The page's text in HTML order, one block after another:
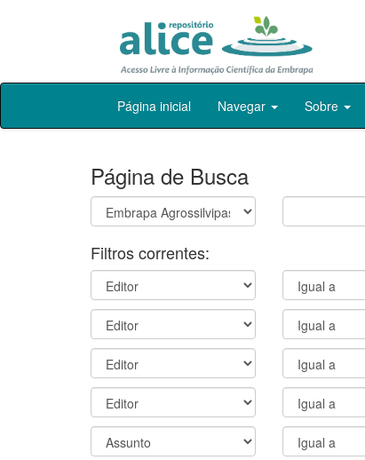
Skip
Página inicial Navegar Sobre
Página de Busca
Filtros correntes: